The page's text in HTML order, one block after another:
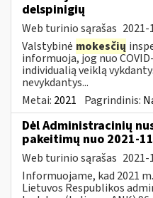
delspinigių
Web turinio sąrašas 2021-
Valstybinė mokesčių
informuoja, jog nuo
individualią veiklą
nevykdantys...
Metai: 2021 Pagrindinis:
Dėl Administracinių
pakeitimų nuo 2021-
Web turinio sąrašas 2021-
Informuojame, kad 2021
Lietuvos Respublikos